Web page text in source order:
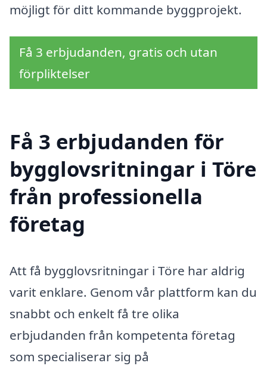
möjligt för ditt kommande byggprojekt.
Få 3 erbjudanden, gratis och utan
förpliktelser
Få 3 erbjudanden för
bygglovsritningar i Töre
från professionella
företag
Att få bygglovsritningar i Töre har aldrig
varit enklare. Genom vår plattform kan du
snabbt och enkelt få tre olika
erbjudanden från kompetenta företag
som specialiserar sig på